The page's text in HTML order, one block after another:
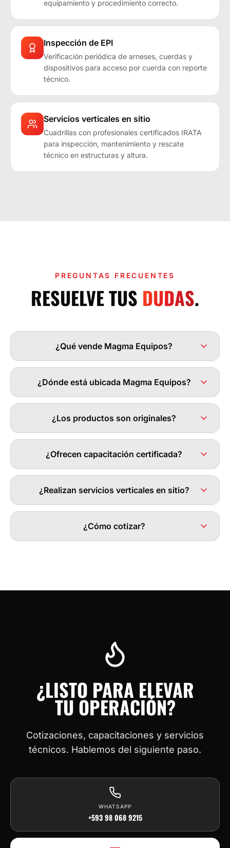
equipamiento y procedimiento correcto.
Inspección de EPI
Verificación periódica de arneses, cuerdas y
dispositivos para acceso por cuerda con reporte
técnico.
Servicios verticales en sitio
Cuadrillas con profesionales certificados IRATA
para inspección, mantenimiento y rescate
técnico en estructuras y altura.
PREGUNTAS FRECUENTES
RESUELVE TUS DUDAS.
¿Qué vende Magma Equipos?
¿Dónde está ubicada Magma Equipos?
¿Los productos son originales?
¿Ofrecen capacitación certificada?
¿Realizan servicios verticales en sitio?
¿Cómo cotizar?
¿LISTO PARA ELEVAR
TU OPERACIÓN?
Cotizaciones, capacitaciones y servicios
técnicos. Hablemos del siguiente paso.
WHATSAPP
+593 98 068 9215